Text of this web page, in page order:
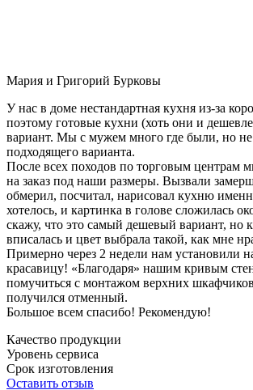
Мария и Григорий Бурковы
У нас в доме нестандартная кухня из-за
поэтому готовые кухни (хоть они и
вариант. Мы с мужем много где были, но
подходящего варианта.
После всех походов по торговым центрам
на заказ под наши размеры. Вызвали
обмерил, посчитал, нарисовал кухню
хотелось, и картинка в голове сложилась
скажу, что это самый дешевый вариант, но
вписалась и цвет выбрала такой, как мне
Примерно через 2 недели нам установили
красавицу! «Благодаря» нашим кривым
помучиться с монтажом верхних
получился отменный.
Большое всем спасибо! Рекомендую!
Качество продукции
Уровень сервиса
Срок изготовления
Оставить отзыв